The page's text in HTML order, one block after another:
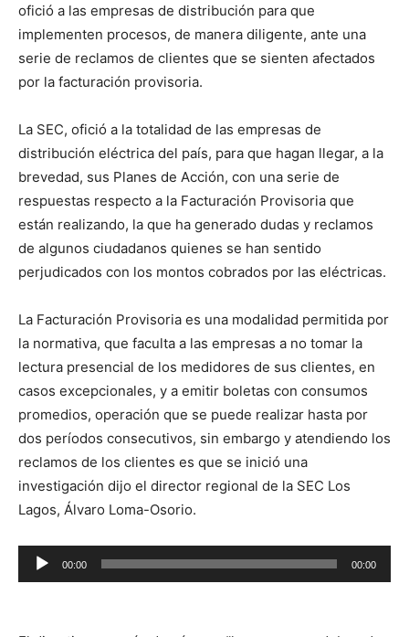
ofició a las empresas de distribución para que
implementen procesos, de manera diligente, ante una
serie de reclamos de clientes que se sienten afectados
por la facturación provisoria.
La SEC, ofició a la totalidad de las empresas de
distribución eléctrica del país, para que hagan llegar, a la
brevedad, sus Planes de Acción, con una serie de
respuestas respecto a la Facturación Provisoria que
están realizando, la que ha generado dudas y reclamos
de algunos ciudadanos quienes se han sentido
perjudicados con los montos cobrados por las eléctricas.
La Facturación Provisoria es una modalidad permitida por
la normativa, que faculta a las empresas a no tomar la
lectura presencial de los medidores de sus clientes, en
casos excepcionales, y a emitir boletas con consumos
promedios, operación que se puede realizar hasta por
dos períodos consecutivos, sin embargo y atendiendo los
reclamos de los clientes es que se inició una
investigación dijo el director regional de la SEC Los
Lagos, Álvaro Loma-Osorio.
Reproductor
de
00:00 00:00